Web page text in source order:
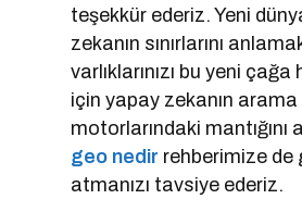
teşekkür ederiz. Yeni
zekanın sınırlarını
varlıklarınızı bu yeni çağa
için yapay zekanın arama
motorlarındaki mantığını
geo nedir rehberimize de
atmanızı tavsiye ederiz.